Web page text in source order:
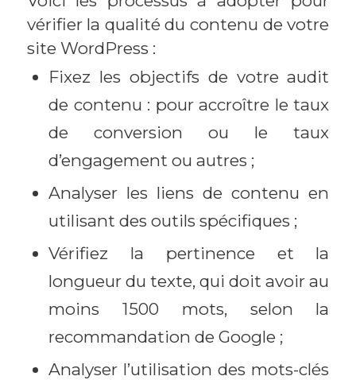
vérifier la qualité du contenu de votre
site WordPress :
Fixez les objectifs de votre audit
de contenu : pour accroître le taux
de conversion ou le taux
d’engagement ou autres ;
Analyser les liens de contenu en
utilisant des outils spécifiques ;
Vérifiez la pertinence et la
longueur du texte, qui doit avoir au
moins 1500 mots, selon la
recommandation de Google ;
Analyser l’utilisation des mots-clés